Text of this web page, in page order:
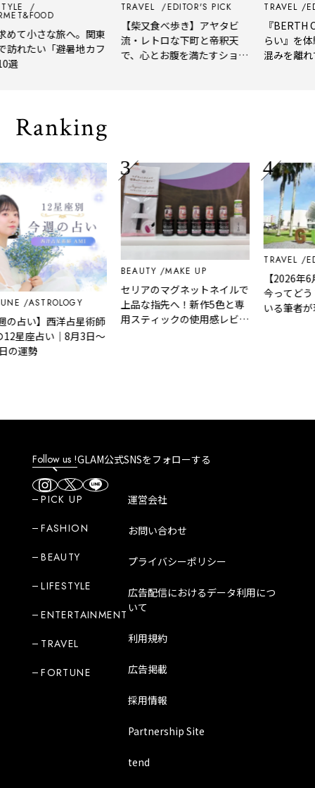
小さな旅へ。関東
たい「避暑地カフ
TRAVEL EDITOR'S PICK
【柴又食べ歩き】アヤタビ
流・レトロな下町と帝釈天
で、心とお腹を満たすショー
TRAVEL
『BERTH
らい』を体験
混みを離れて
Ranking
ASTROLOGY
い】西洋占星術師
座占い｜8月3日～
勢
BEAUTY MAKE UP
セリアのマグネットネイルで
上品な指先へ！新作5色と専
用スティックの使用感レビュ
ー
TRAVEL
【2026年6月
今ってどう？
いる筆者が現
説！
Follow us !GLAM公式SNSをフォローする
PICK UP
FASHION
BEAUTY
LIFESTYLE
ENTERTAINMENT
TRAVEL
FORTUNE
運営会社
お問い合わせ
プライバシーポリシー
広告配信におけるデータ利用につ
いて
利用規約
広告掲載
採用情報
Partnership Site
tend